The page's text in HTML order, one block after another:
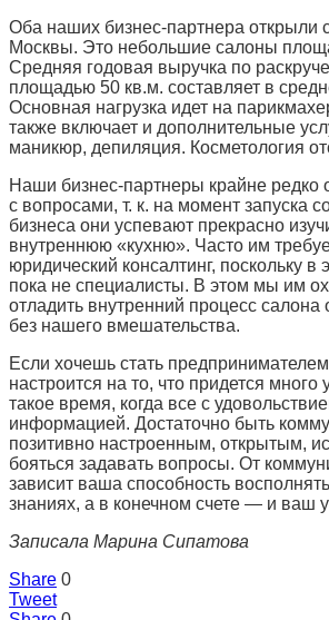
Оба наших бизнес-партнера открыли
Москвы. Это небольшие салоны
Средняя годовая выручка по
площадью 50 кв.м. составляет в
Основная нагрузка идет на
также включает и дополнительные
маникюр, депиляция. Косметология
Наши бизнес-партнеры крайне редко
с вопросами, т. к. на момент запуска
бизнеса они успевают прекрасно
внутреннюю «кухню». Часто им
юридический консалтинг, поскольку в
пока не специалисты. В этом мы им
отладить внутренний процесс салона
без нашего вмешательства.
Если хочешь стать
настроится на то, что придется много
такое время, когда все с
информацией. Достаточно быть
позитивно настроенным, открытым,
бояться задавать вопросы. От
зависит ваша способность
знаниях, а в конечном счете — и ваш
Записала Марина Сипатова
Share 0
Tweet